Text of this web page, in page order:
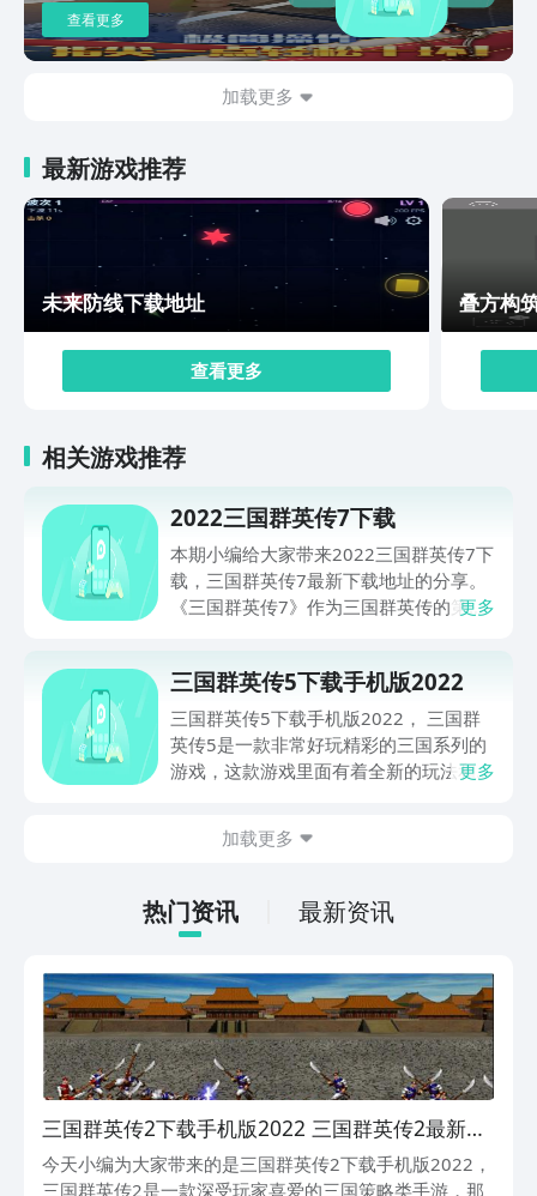
查看更多
加载更多
最新游戏推荐
未来防线下载地址
查看更多
叠方构
相关游戏推荐
2022三国群英传7下载
本期小编给大家带来2022三国群英传7下
载，三国群英传7最新下载地址的分享。
《三国群英传7》作为三国群英传的第七
量相较之前又如何呢？跟随小编一起来看
看吧！
更多
三国群英传5下载手机版2022
三国群英传5下载手机版2022， 三国群
英传5是一款非常好玩精彩的三国系列的
游戏，这款游戏里面有着全新的玩法和模
这里招募很多很多的武将去进行战斗吧，
随地都可以去玩，还在等什么，喜欢的话
就赶紧来九游预约下载试试吧！
更多
加载更多
热门资讯 最新资讯
三国群英传2下载手机版2022 三国群英传2最新下
载安装链接
今天小编为大家带来的是三国群英传2下载手机版2022，
三国群英传2是一款深受玩家喜爱的三国策略类手游，那